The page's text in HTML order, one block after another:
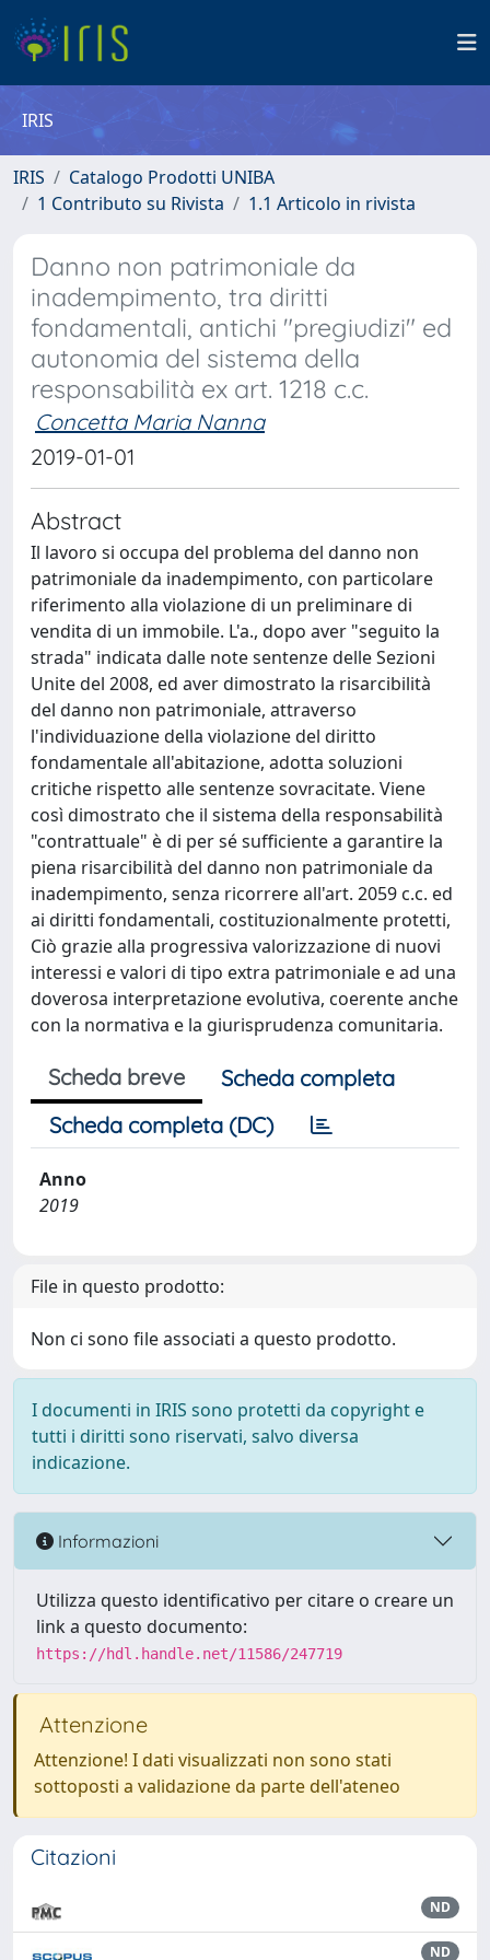
IRIS
IRIS
Catalogo Prodotti UNIBA
1 Contributo su Rivista
1.1 Articolo in rivista
Danno non patrimoniale da
inadempimento, tra diritti
fondamentali, antichi "pregiudizi" ed
autonomia del sistema della
responsabilità ex art. 1218 c.c.
Concetta Maria Nanna
2019-01-01
Abstract
Il lavoro si occupa del problema del danno non
patrimoniale da inadempimento, con particolare
riferimento alla violazione di un preliminare di
vendita di un immobile. L'a., dopo aver "seguito la
strada" indicata dalle note sentenze delle Sezioni
Unite del 2008, ed aver dimostrato la risarcibilità
del danno non patrimoniale, attraverso
l'individuazione della violazione del diritto
fondamentale all'abitazione, adotta soluzioni
critiche rispetto alle sentenze sovracitate. Viene
così dimostrato che il sistema della responsabilità
"contrattuale" è di per sé sufficiente a garantire la
piena risarcibilità del danno non patrimoniale da
inadempimento, senza ricorrere all'art. 2059 c.c. ed
ai diritti fondamentali, costituzionalmente protetti,
Ciò grazie alla progressiva valorizzazione di nuovi
interessi e valori di tipo extra patrimoniale e ad una
doverosa interpretazione evolutiva, coerente anche
con la normativa e la giurisprudenza comunitaria.
Scheda breve
Scheda completa
Scheda completa (DC)
Anno
2019
File in questo prodotto:
Non ci sono file associati a questo prodotto.
I documenti in IRIS sono protetti da copyright e
tutti i diritti sono riservati, salvo diversa
indicazione.
Informazioni
Utilizza questo identificativo per citare o creare un
link a questo documento:
https://hdl.handle.net/11586/247719
Attenzione
Attenzione! I dati visualizzati non sono stati
sottoposti a validazione da parte dell'ateneo
Citazioni
ND
ND